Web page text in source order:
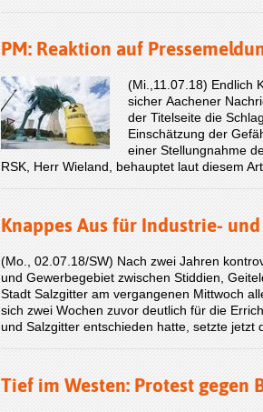
PM: Reaktion auf
(Mi.,11.07.18) Endlich
sicher Aachener
der Titelseite die
Einschätzung der
einer Stellungnahme
RSK, Herr Wieland, behauptet laut diesem
Knappes Aus für Industrie-
(Mo., 02.07.18/SW) Nach zwei Jahren
und Gewerbegebiet zwischen Stiddien,
Stadt Salzgitter am vergangenen Mittwoch
sich zwei Wochen zuvor deutlich für die
und Salzgitter entschieden hatte, setzte
Tief im Westen: Protest gegen